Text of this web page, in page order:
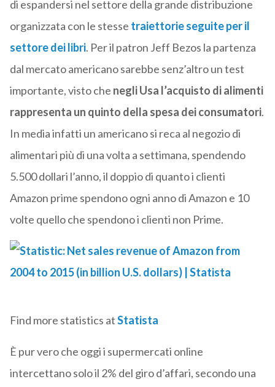
di espandersi nel settore della grande distribuzione
organizzata con le stesse traiettorie seguite per il
settore dei libri. Per il patron Jeff Bezos la partenza
dal mercato americano sarebbe senz’altro un test
importante, visto che negli Usa l’acquisto di alimenti
rappresenta un quinto della spesa dei consumatori.
In media infatti un americano si reca al negozio di
alimentari più di una volta a settimana, spendendo
5.500 dollari l’anno, il doppio di quanto i clienti
Amazon prime spendono ogni anno di Amazon e 10
volte quello che spendono i clienti non Prime.
Find more statistics atStatista
È pur vero che oggi i supermercati online
intercettano solo il 2% del giro d’affari, secondo una